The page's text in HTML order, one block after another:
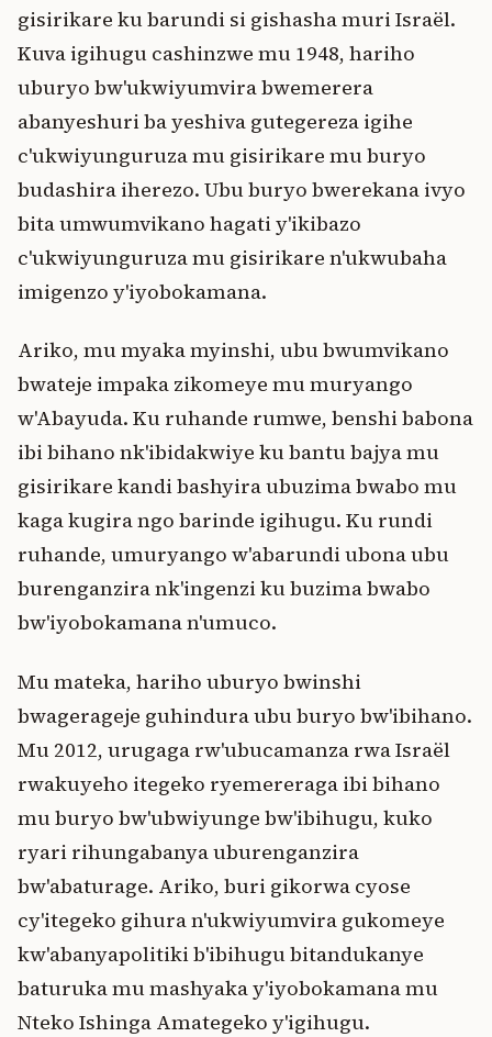
gisirikare ku barundi si gishasha muri Israël.
Kuva igihugu cashinzwe mu 1948, hariho
uburyo bw'ukwiyumvira bwemerera
abanyeshuri ba yeshiva gutegereza igihe
c'ukwiyunguruza mu gisirikare mu buryo
budashira iherezo. Ubu buryo bwerekana ivyo
bita umwumvikano hagati y'ikibazo
c'ukwiyunguruza mu gisirikare n'ukwubaha
imigenzo y'iyobokamana.
Ariko, mu myaka myinshi, ubu bwumvikano
bwateje impaka zikomeye mu muryango
w'Abayuda. Ku ruhande rumwe, benshi babona
ibi bihano nk'ibidakwiye ku bantu bajya mu
gisirikare kandi bashyira ubuzima bwabo mu
kaga kugira ngo barinde igihugu. Ku rundi
ruhande, umuryango w'abarundi ubona ubu
burenganzira nk'ingenzi ku buzima bwabo
bw'iyobokamana n'umuco.
Mu mateka, hariho uburyo bwinshi
bwagerageje guhindura ubu buryo bw'ibihano.
Mu 2012, urugaga rw'ubucamanza rwa Israël
rwakuyeho itegeko ryemereraga ibi bihano
mu buryo bw'ubwiyunge bw'ibihugu, kuko
ryari rihungabanya uburenganzira
bw'abaturage. Ariko, buri gikorwa cyose
cy'itegeko gihura n'ukwiyumvira gukomeye
kw'abanyapolitiki b'ibihugu bitandukanye
baturuka mu mashyaka y'iyobokamana mu
Nteko Ishinga Amategeko y'igihugu.